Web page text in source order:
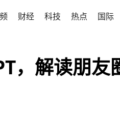
财经 科技 热点 国际
，解读朋友